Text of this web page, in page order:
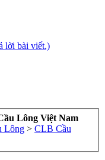
lời bài viết.)
Lông Việt Nam
Lông > CLB Cầu